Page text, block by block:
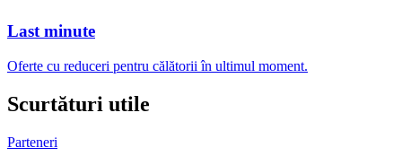
Last minute
Oferte cu reduceri pentru călătorii în ultimul moment.
Scurtături utile
Parteneri